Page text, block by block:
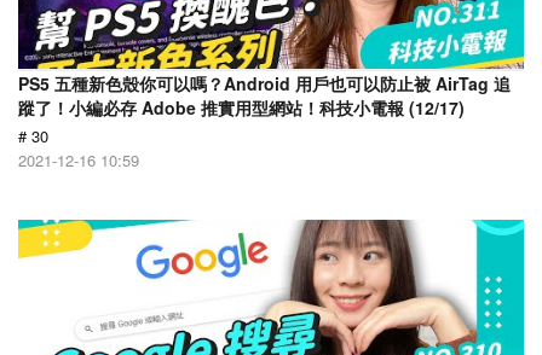
PS5 五種新色殼你可以嗎？Android 用戶也可以防止被 AirTag 追
蹤了！小編必存 Adobe 推實用型網站！科技小電報 (12/17)
# 30
2021-12-16 10:59